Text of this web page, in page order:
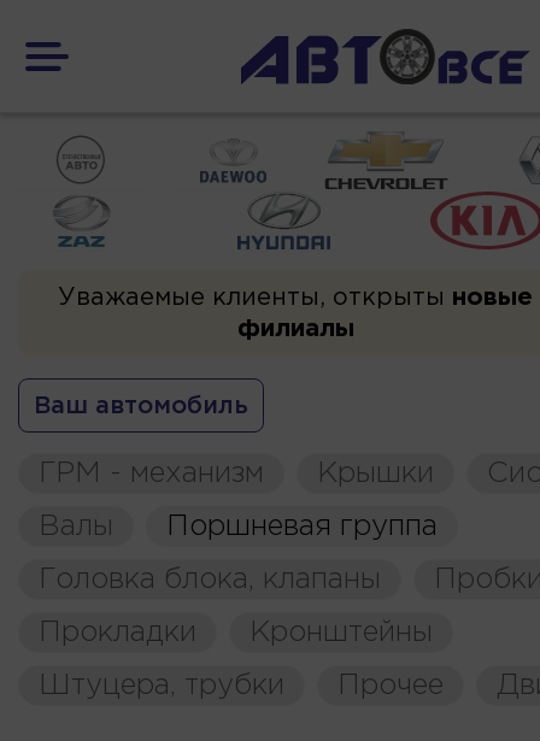
Уважаемые клиенты, открыты новые
филиалы
Ваш автомобиль
ГРМ - механизм Крышки
Валы
Поршневая группа
Головка блока, клапаны
Прокладки
Кронштейны
Штуцера, трубки
Прочее